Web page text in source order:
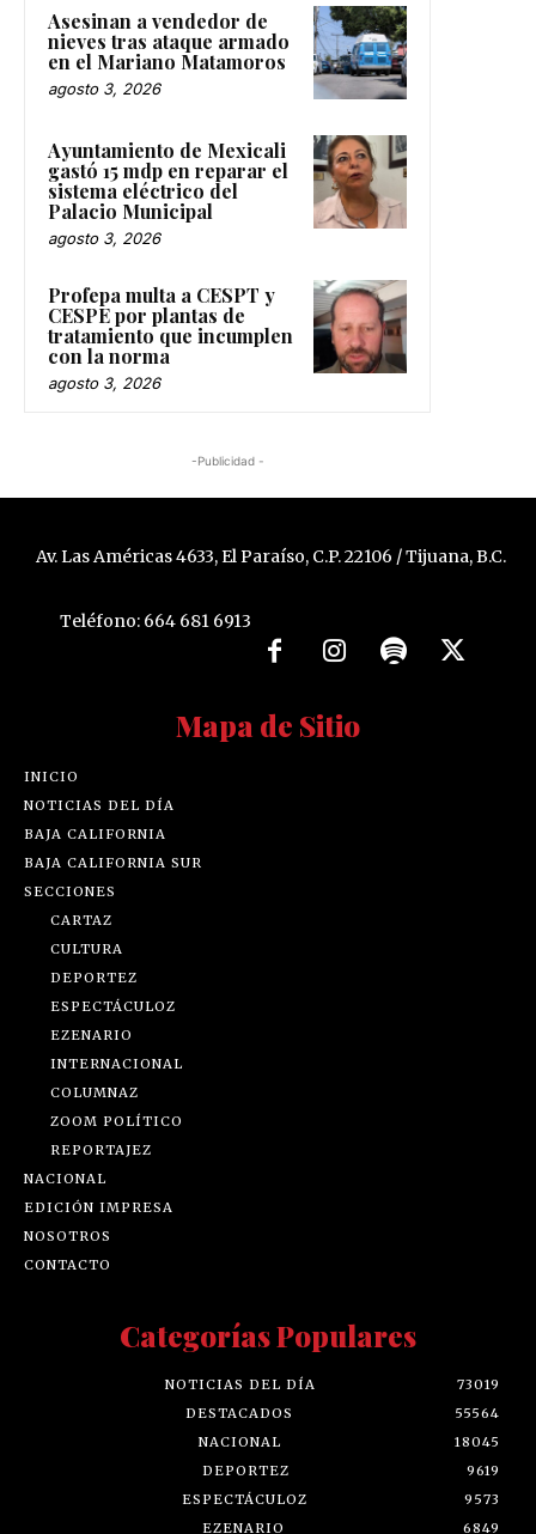
Asesinan a vendedor de
nieves tras ataque armado
en el Mariano Matamoros
agosto 3, 2026
Ayuntamiento de Mexicali
gastó 15 mdp en reparar el
sistema eléctrico del
Palacio Municipal
agosto 3, 2026
Profepa multa a CESPT y
CESPE por plantas de
tratamiento que incumplen
con la norma
agosto 3, 2026
-Publicidad -
Av. Las Américas 4633, El Paraíso, C.P. 22106 / Tijuana, B.C.
Teléfono: 664 681 6913
Mapa de Sitio
INICIO
NOTICIAS DEL DÍA
BAJA CALIFORNIA
BAJA CALIFORNIA SUR
SECCIONES
CARTAZ
CULTURA
DEPORTEZ
ESPECTÁCULOZ
EZENARIO
INTERNACIONAL
COLUMNAZ
ZOOM POLÍTICO
REPORTAJEZ
NACIONAL
EDICIÓN IMPRESA
NOSOTROS
CONTACTO
Categorías Populares
NOTICIAS DEL DÍA
73019
DESTACADOS
55564
NACIONAL
18045
DEPORTEZ
9619
ESPECTÁCULOZ
9573
EZENARIO
6849